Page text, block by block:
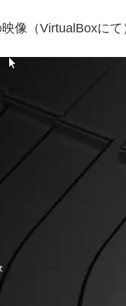
像（VirtualBoxにて